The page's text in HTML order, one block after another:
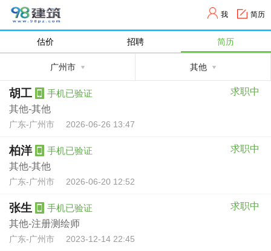
我 简历
估价 招聘 简历
广州市 其他
胡工 手机已验证
求职中
其他-其他
广东-广州市 2026-06-26 13:47
柏洋 手机已验证
求职中
其他-其他
广东-广州市 2026-06-20 12:52
张生 手机已验证
求职中
其他-注册测绘师
广东-广州市 2023-12-14 22:45